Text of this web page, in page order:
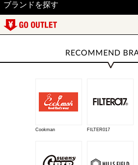
ブランドを探す
Cookman FILTER017